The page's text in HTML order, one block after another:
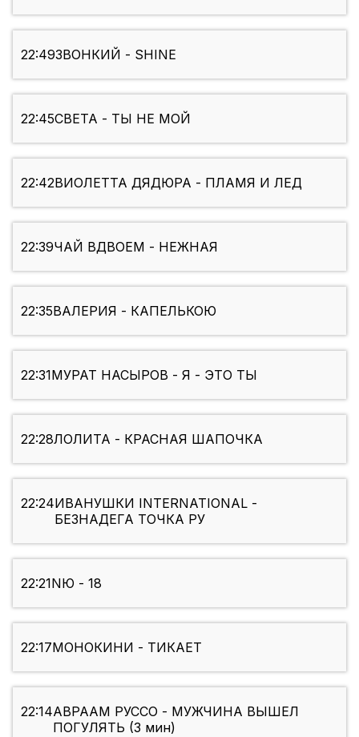
22:49ЗВОНКИЙ - SHINE
22:45СВЕТА - ТЫ НЕ МОЙ
22:42ВИОЛЕТТА ДЯДЮРА - ПЛАМЯ И ЛЕД
22:39ЧАЙ ВДВОЕМ - НЕЖНАЯ
22:35ВАЛЕРИЯ - КАПЕЛЬКОЮ
22:31МУРАТ НАСЫРОВ - Я - ЭТО ТЫ
22:28ЛОЛИТА - КРАСНАЯ ШАПОЧКА
22:24ИВАНУШКИ INTERNATIONAL -
БЕЗНАДЕГА ТОЧКА РУ
22:21NЮ - 18
22:17МОНОКИНИ - ТИКАЕТ
22:14АВРААМ РУССО - МУЖЧИНА ВЫШЕЛ
ПОГУЛЯТЬ (3 мин)